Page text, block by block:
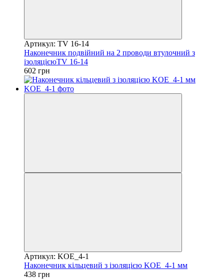
Артикул: TV 16-14
Наконечник подвійний на 2 проводи втулочний з
ізоляцієюTV 16-14
602 грн
Артикул: KOE_4-1
Наконечник кільцевий з ізоляцією KOE_4-1 мм
438 грн